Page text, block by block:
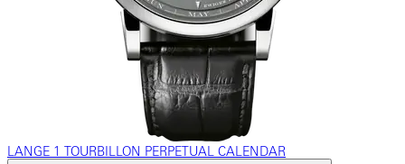
LANGE 1 TOURBILLON PERPETUAL CALENDAR